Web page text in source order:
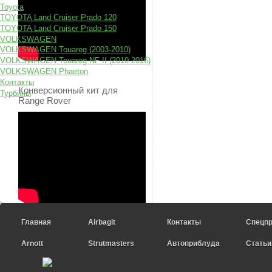
Toyota
TOYOTA Land Cruiser Prado 120
TOYOTA Land Cruiser Prado 150
VOLKSWAGEN
VOLKSWAGEN Touareg (2003-2010)
VOLKSWAGEN Touareg NF II (2010-2016)
VOLKSWAGEN Phaeton
Контакты
ТурбиныКонверсионный кит для
Range Rover
Главная Airbagit Контакты
Arnott Strutmasters Автоприблуда Статьи